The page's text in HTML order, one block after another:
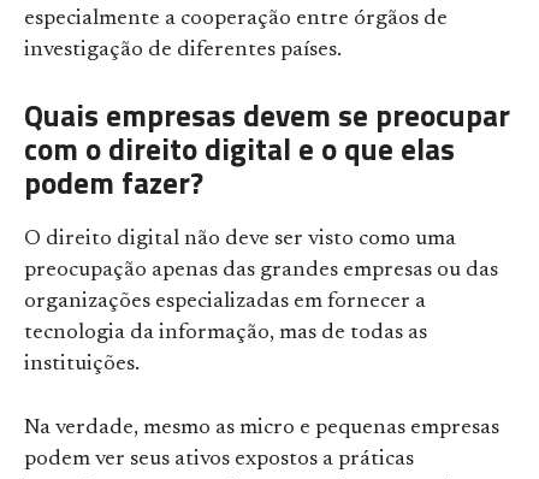
especialmente a cooperação entre órgãos de
investigação de diferentes países.
Quais empresas devem se preocupar
com o direito digital e o que elas
podem fazer?
O direito digital não deve ser visto como uma
preocupação apenas das grandes empresas ou das
organizações especializadas em fornecer a
tecnologia da informação, mas de todas as
instituições.
Na verdade, mesmo as micro e pequenas empresas
podem ver seus ativos expostos a práticas